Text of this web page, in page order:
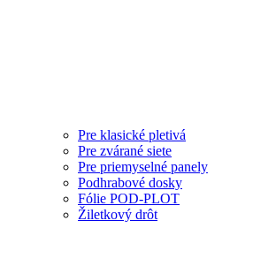
Pre klasické pletivá
Pre zvárané siete
Pre priemyselné panely
Podhrabové dosky
Fólie POD-PLOT
Žiletkový drôt